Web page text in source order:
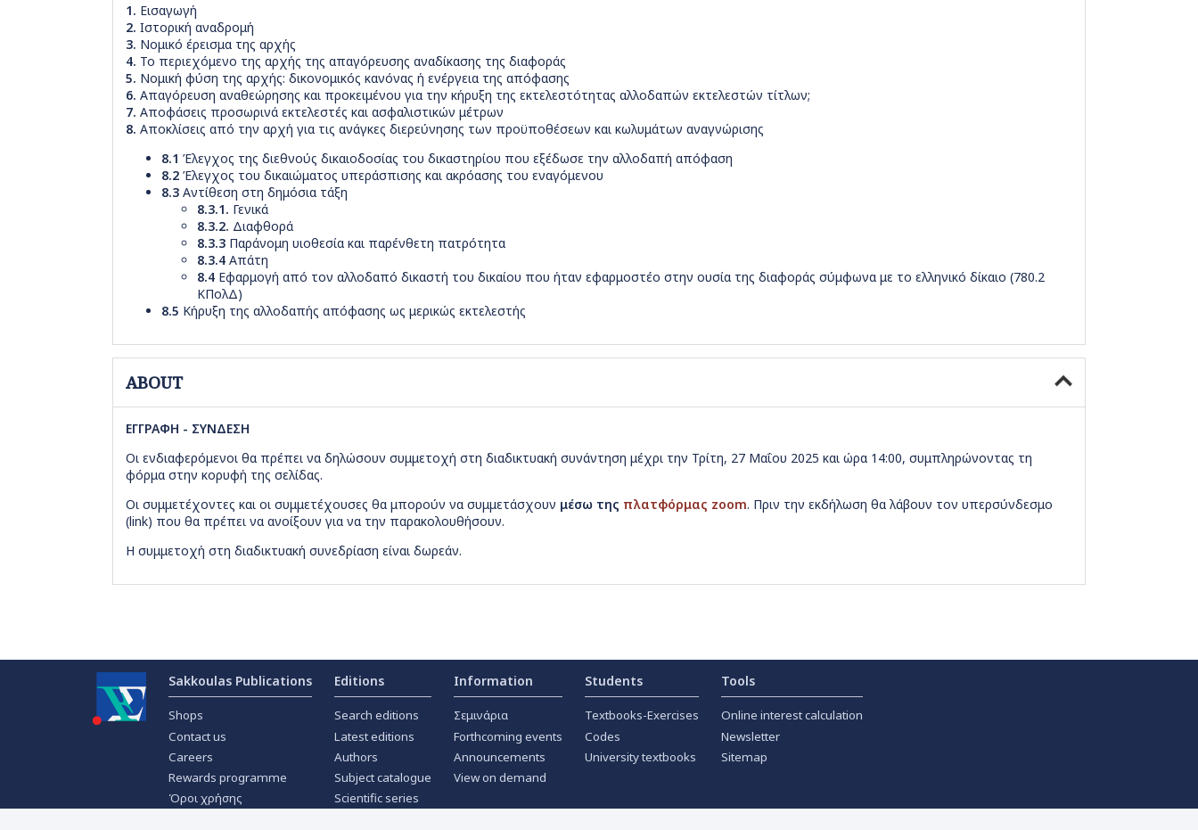
1. Εισαγωγή
2. Ιστορική αναδρομή
3. Νομικό έρεισμα της αρχής
4. Το περιεχόμενο της αρχής της απαγόρευσης αναδίκασης της διαφοράς
5. Νομική φύση της αρχής: δικονομικός κανόνας ή ενέργεια της απόφασης
6. Απαγόρευση αναθεώρησης και προκειμένου για την κήρυξη της εκτελεστότητας αλλοδαπών εκτελεστών τίτλων;
7. Αποφάσεις προσωρινά εκτελεστές και ασφαλιστικών μέτρων
8. Αποκλίσεις από την αρχή για τις ανάγκες διερεύνησης των προϋποθέσεων και κωλυμάτων αναγνώρισης
8.1 Έλεγχος της διεθνούς δικαιοδοσίας του δικαστηρίου που εξέδωσε την αλλοδαπή απόφαση
8.2 Έλεγχος του δικαιώματος υπεράσπισης και ακρόασης του εναγόμενου
8.3 Αντίθεση στη δημόσια τάξη
8.3.1. Γενικά
8.3.2. Διαφθορά
8.3.3 Παράνομη υιοθεσία και παρένθετη πατρότητα
8.3.4 Απάτη
8.4 Εφαρμογή από τον αλλοδαπό δικαστή του δικαίου που ήταν εφαρμοστέο στην ουσία της διαφοράς σύμφωνα με το ελληνικό δίκαιο (780.2
ΚΠολΔ)
8.5 Κήρυξη της αλλοδαπής απόφασης ως μερικώς εκτελεστής
ABOUT
ΕΓΓΡΑΦΗ - ΣΥΝΔΕΣΗ
Οι ενδιαφερόμενοι θα πρέπει να δηλώσουν συμμετοχή στη διαδικτυακή συνάντηση μέχρι την Τρίτη, 27 Μαΐου 2025 και ώρα 14:00, συμπληρώνοντας τη
φόρμα στην κορυφή της σελίδας.
Οι συμμετέχοντες και οι συμμετέχουσες θα μπορούν να συμμετάσχουν μέσω της πλατφόρμας zoom. Πριν την εκδήλωση θα λάβουν τον υπερσύνδεσμο
(link) που θα πρέπει να ανοίξουν για να την παρακολουθήσουν.
Η συμμετοχή στη διαδικτυακή συνεδρίαση είναι δωρεάν.
Sakkoulas Publications
Shops
Contact us
Careers
Rewards programme
Όροι χρήσης
Editions
Search editions
Latest editions
Authors
Subject catalogue
Scientific series
Information
Σεμινάρια
Forthcoming events
Announcements
View on demand
Students
Textbooks-Exercises
Codes
University textbooks
Tools
Online interest calculation
Newsletter
Sitemap